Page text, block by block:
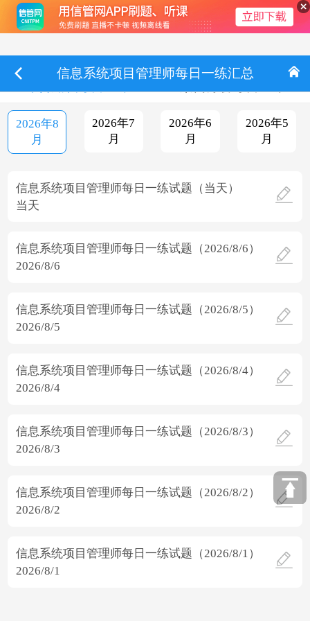
信息系统项目管理师每日一练汇总
2026年8
月
2026年7
月
2026年6
月
2026年5
月
信息系统项目管理师每日一练试题（当天）
当天
信息系统项目管理师每日一练试题（2026/8/6）
2026/8/6
信息系统项目管理师每日一练试题（2026/8/5）
2026/8/5
信息系统项目管理师每日一练试题（2026/8/4）
2026/8/4
信息系统项目管理师每日一练试题（2026/8/3）
2026/8/3
信息系统项目管理师每日一练试题（2026/8/2）
2026/8/2
信息系统项目管理师每日一练试题（2026/8/1）
2026/8/1